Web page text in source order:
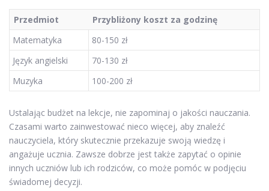
Przedmiot
Przybliżony koszt za godzinę
Matematyka
80-150 zł
Język angielski
70-130 zł
Muzyka
100-200 zł
Ustalając budżet na lekcje, nie zapominaj o jakości nauczania.
Czasami warto zainwestować nieco więcej, aby znaleźć
nauczyciela, który skutecznie przekazuje swoją wiedzę i
angażuje ucznia. Zawsze dobrze jest także zapytać o opinie
innych uczniów lub ich rodziców, co może pomóc w podjęciu
świadomej decyzji.